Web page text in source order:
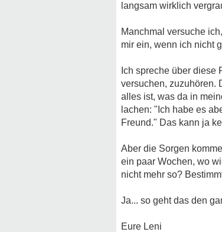
langsam wirklich
Manchmal versuche
mir ein, wenn ich nicht
Ich spreche über diese
versuchen, zuzuhören.
alles ist, was da in
lachen: "Ich habe es
Freund." Das kann ja
Aber die Sorgen
ein paar Wochen, wo
nicht mehr so?
Ja... so geht das den
Eure Leni